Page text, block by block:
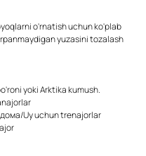
o'rnatish uchun ko'plab
yuzasini tozalash
yoki Arktika kumush.
Uy uchun trenajorlar